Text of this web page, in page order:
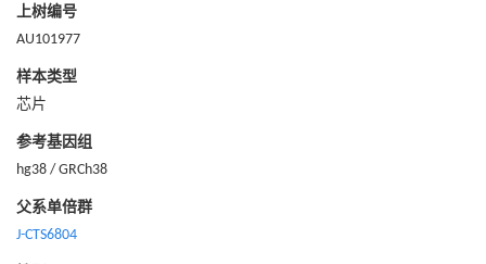
上树编号
AU101977
样本类型
芯片
参考基因组
hg38 / GRCh38
父系单倍群
J-CTS6804